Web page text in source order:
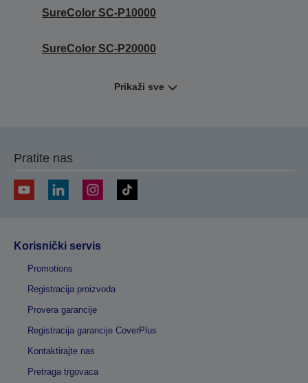
SureColor SC-P10000
SureColor SC-P20000
Prikaži sve
Pratite nas
Korisnički servis
Promotions
Registracija proizvoda
Provera garancije
Registracija garancije CoverPlus
Kontaktirajte nas
Pretraga trgovaca